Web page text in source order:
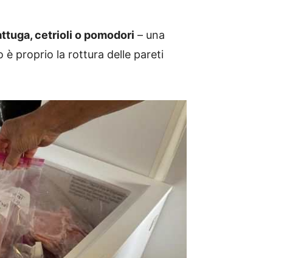
cetrioli o pomodori – una
è proprio la rottura delle pareti